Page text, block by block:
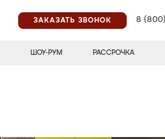
ЗАКАЗАТЬ ЗВОНОК
8
ШОУ-РУМ РАССРОЧКА